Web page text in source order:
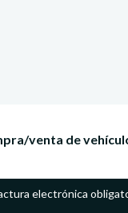
venta de
electrónica